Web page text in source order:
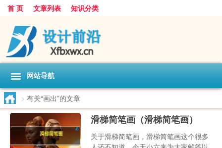
首 页 文章列表 知识分类
网站导航
> 有关“画出”的文章
滑梯简笔画（滑梯简笔画）
关于滑梯简笔画，滑梯简笔画这个很多